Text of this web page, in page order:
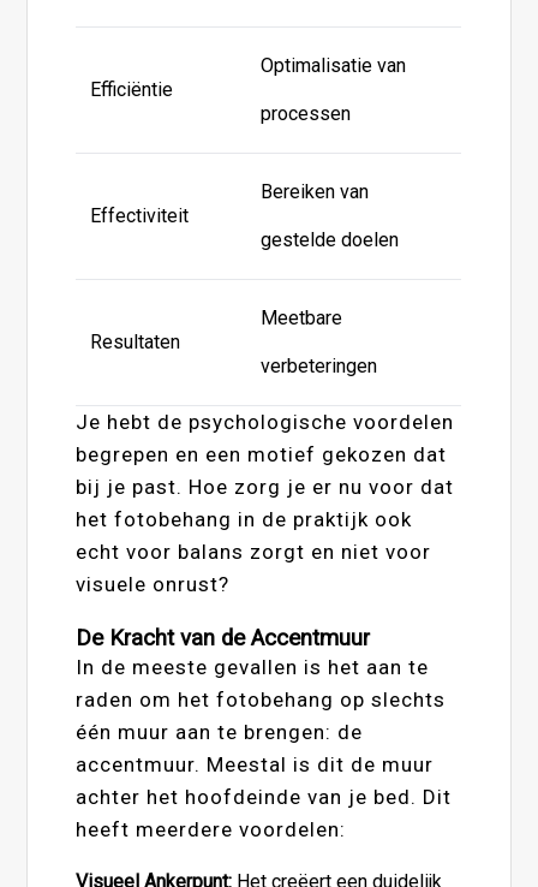
Efficiëntie
Optimalisatie van
processen
Effectiviteit
Bereiken van
gestelde doelen
Resultaten
Meetbare
verbeteringen
Je hebt de psychologische voordelen
begrepen en een motief gekozen dat
bij je past. Hoe zorg je er nu voor dat
het fotobehang in de praktijk ook
echt voor balans zorgt en niet voor
visuele onrust?
De Kracht van de Accentmuur
In de meeste gevallen is het aan te
raden om het fotobehang op slechts
één muur aan te brengen: de
accentmuur. Meestal is dit de muur
achter het hoofdeinde van je bed. Dit
heeft meerdere voordelen:
Visueel Ankerpunt: Het creëert een duidelijk